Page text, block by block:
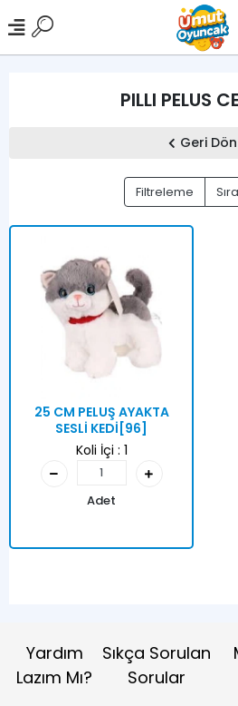
PILLI PELUS
Geri Dön
Filtreleme
25 CM PELUŞ AYAKTA
SESLİ KEDİ[96]
Koli İçi : 1
Adet
Yardım
Lazım Mı?
Sıkça Sorulan
Sorular